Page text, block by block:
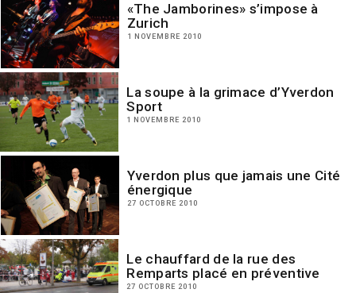
«The Jamborines» s’impose à
Zurich
1 NOVEMBRE 2010
La soupe à la grimace d’Yverdon
Sport
1 NOVEMBRE 2010
Yverdon plus que jamais une Cité
énergique
27 OCTOBRE 2010
Le chauffard de la rue des
Remparts placé en préventive
27 OCTOBRE 2010